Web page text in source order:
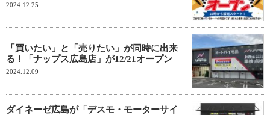
2024.12.25
「買いたい」と「売りたい」が同時に出来
る！「ナップス広島店」が12/21オープン
2024.12.09
ダイネーゼ広島が「デスモ・モーターサイ